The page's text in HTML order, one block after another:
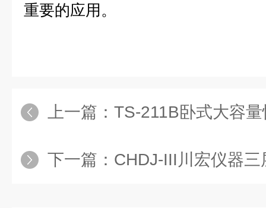
重要的应用。
上一篇： TS-211B卧式大容量恒
下一篇： CHDJ-III川宏仪器